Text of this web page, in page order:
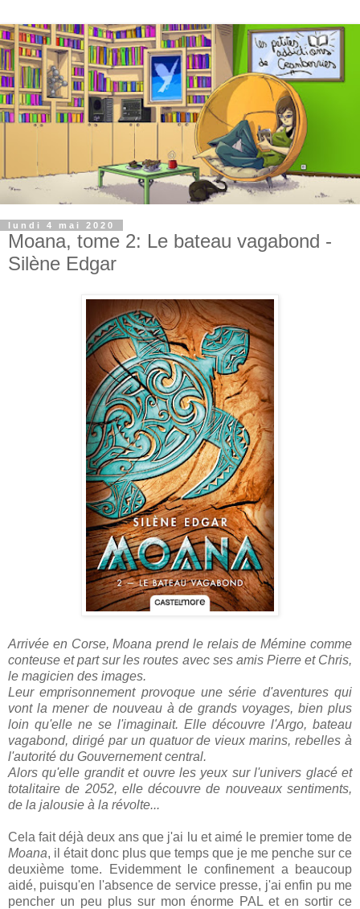
lundi 4 mai 2020
Moana, tome 2: Le bateau vagabond -
Silène Edgar
Arrivée en Corse, Moana prend le relais de Mémine comme
conteuse et part sur les routes avec ses amis Pierre et Chris,
le magicien des images.
Leur emprisonnement provoque une série d'aventures qui
vont la mener de nouveau à de grands voyages, bien plus
loin qu'elle ne se l'imaginait. Elle découvre l'Argo, bateau
vagabond, dirigé par un quatuor de vieux marins, rebelles à
l'autorité du Gouvernement central.
Alors qu'elle grandit et ouvre les yeux sur l'univers glacé et
totalitaire de 2052, elle découvre de nouveaux sentiments,
de la jalousie à la révolte...
Cela fait déjà deux ans que j'ai lu et aimé le premier tome de
Moana, il était donc plus que temps que je me penche sur ce
deuxième tome. Evidemment le confinement a beaucoup
aidé, puisqu'en l'absence de service presse, j'ai enfin pu me
pencher un peu plus sur mon énorme PAL et en sortir ce